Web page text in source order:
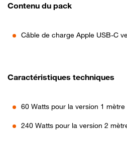
Contenu du pack
Câble de charge Apple USB-C
Caractéristiques techniques
60 Watts pour la version 1 mètre
240 Watts pour la version 2